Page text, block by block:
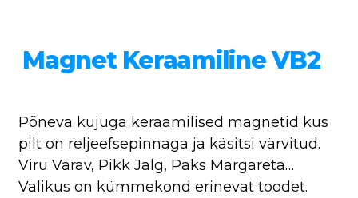
Magnet Keraamiline VB2
Põneva kujuga keraamilised magnetid kus
pilt on reljeefsepinnaga ja käsitsi värvitud.
Viru Värav, Pikk Jalg, Paks Margareta…
Valikus on kümmekond erinevat toodet.